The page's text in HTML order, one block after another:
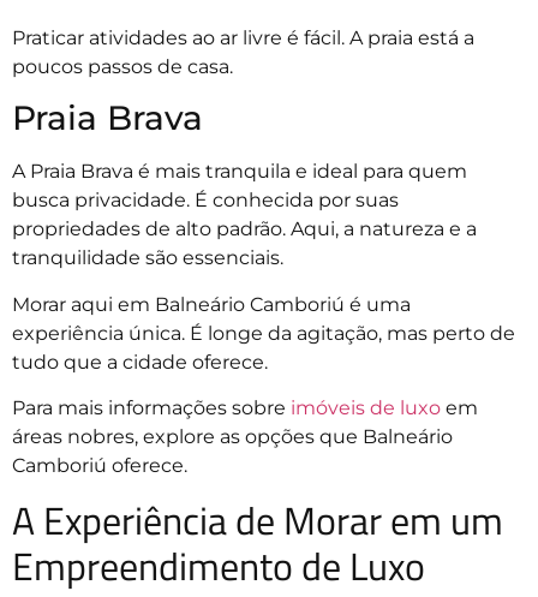
Praticar atividades ao ar livre é fácil. A praia está a
poucos passos de casa.
Praia Brava
A Praia Brava é mais tranquila e ideal para quem
busca privacidade. É conhecida por suas
propriedades de alto padrão. Aqui, a natureza e a
tranquilidade são essenciais.
Morar aqui em Balneário Camboriú é uma
experiência única. É longe da agitação, mas perto de
tudo que a cidade oferece.
Para mais informações sobre imóveis de luxo em
áreas nobres, explore as opções que Balneário
Camboriú oferece.
A Experiência de Morar em um
Empreendimento de Luxo